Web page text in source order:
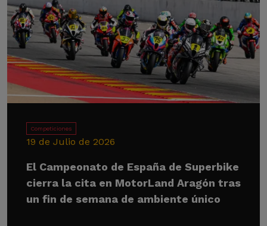
Competiciones
19 de Julio de 2026
El Campeonato de España de Superbike
cierra la cita en MotorLand Aragón tras
un fin de semana de ambiente único